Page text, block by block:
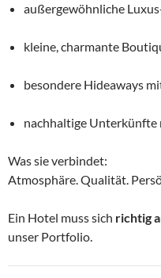
außergewöhnliche
kleine, charmante
besondere Hideaways
nachhaltige Unterkünfte
Was sie verbindet:
Atmosphäre. Qualität.
Ein Hotel muss sich richtig
unser Portfolio.